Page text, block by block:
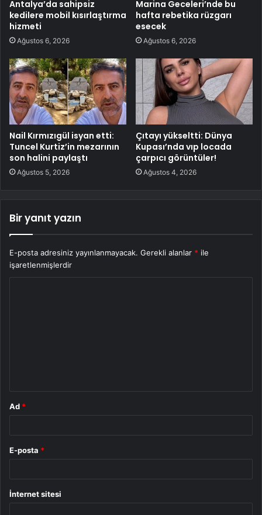
Antalya’da sahipsiz
kedilere mobil kısırlaştırma
hizmeti
Ağustos 6, 2026
Marina Geceleri’nde bu
hafta rebetika rüzgarı
esecek
Ağustos 6, 2026
Nail Kırmızıgül isyan etti:
Tuncel Kurtiz’in mezarının
son halini paylaştı
Ağustos 5, 2026
Çıtayı yükseltti: Dünya
Kupası’nda vıp locada
çarpıcı görüntüler!
Ağustos 4, 2026
Bir yanıt yazın
E-posta adresiniz yayınlanmayacak. Gerekli alanlar * ile
işaretlenmişlerdir
Ad *
E-posta *
İnternet sitesi